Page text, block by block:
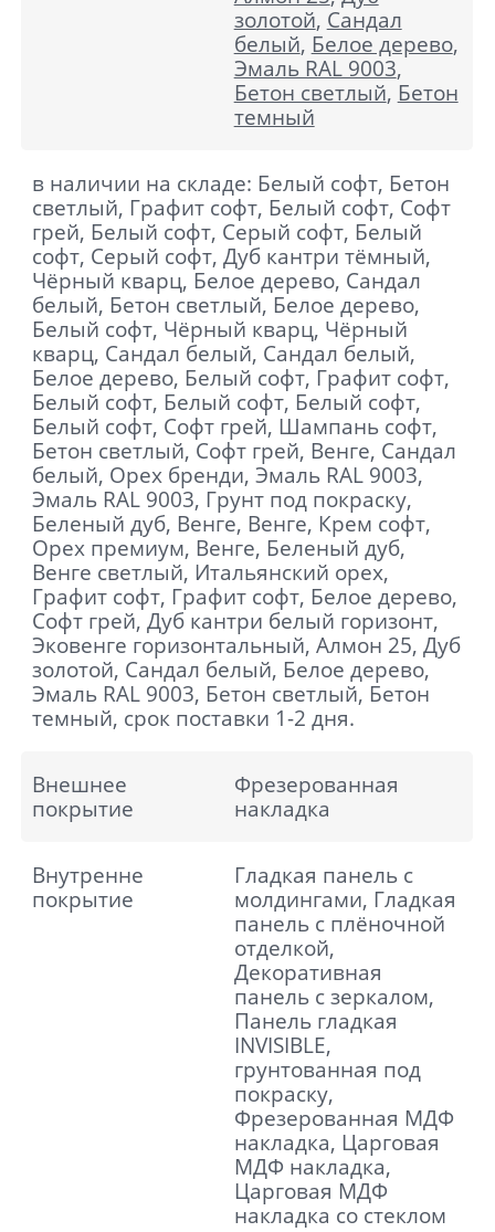
золотой, Сандал
белый, Белое дерево,
Эмаль RAL 9003,
Бетон светлый, Бетон
темный
в наличии на складе: Белый софт, Бетон
светлый, Графит софт, Белый софт, Софт
грей, Белый софт, Серый софт, Белый
софт, Серый софт, Дуб кантри тёмный,
Чёрный кварц, Белое дерево, Сандал
белый, Бетон светлый, Белое дерево,
Белый софт, Чёрный кварц, Чёрный
кварц, Сандал белый, Сандал белый,
Белое дерево, Белый софт, Графит софт,
Белый софт, Белый софт, Белый софт,
Белый софт, Софт грей, Шампань софт,
Бетон светлый, Софт грей, Венге, Сандал
белый, Орех бренди, Эмаль RAL 9003,
Эмаль RAL 9003, Грунт под покраску,
Беленый дуб, Венге, Венге, Крем софт,
Орех премиум, Венге, Беленый дуб,
Венге светлый, Итальянский орех,
Графит софт, Графит софт, Белое дерево,
Софт грей, Дуб кантри белый горизонт,
Эковенге горизонтальный, Алмон 25, Дуб
золотой, Сандал белый, Белое дерево,
Эмаль RAL 9003, Бетон светлый, Бетон
темный, срок поставки 1-2 дня.
Внешнее
покрытие
Фрезерованная
накладка
Внутренне
покрытие
Гладкая панель с
молдингами, Гладкая
панель с плёночной
отделкой,
Декоративная
панель с зеркалом,
Панель гладкая
INVISIBLE,
грунтованная под
покраску,
Фрезерованная МДФ
накладка, Царговая
МДФ накладка,
Царговая МДФ
накладка со стеклом